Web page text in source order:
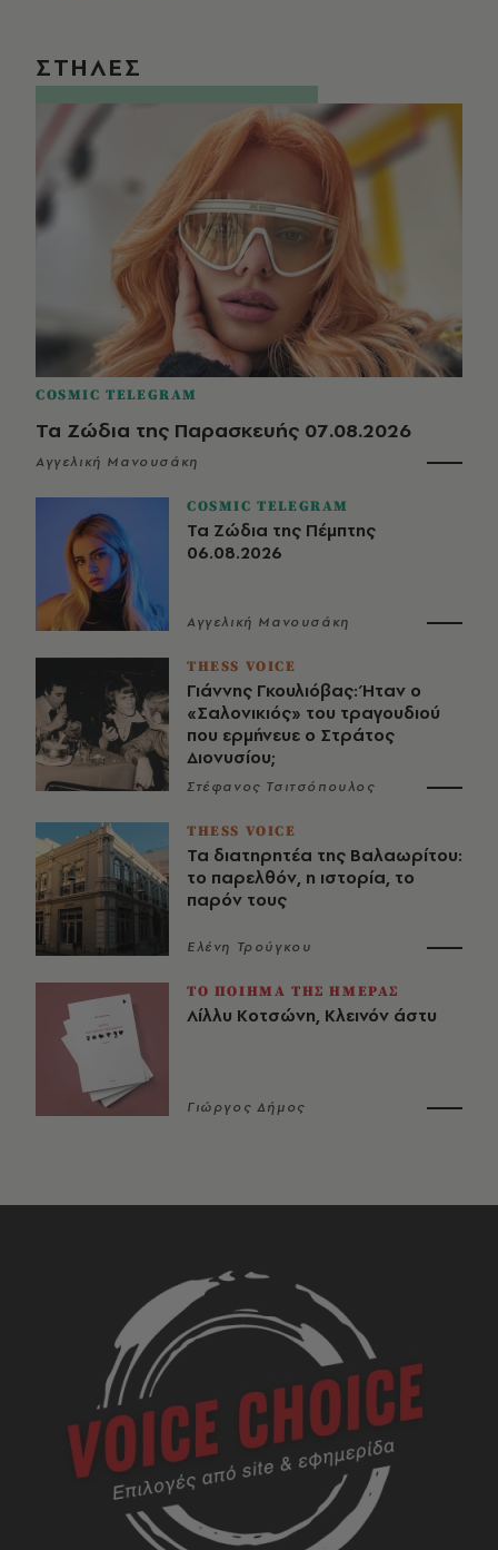
ΣΤΗΛΕΣ
COSMIC TELEGRAM
Τα Ζώδια της Παρασκευής 07.08.2026
Αγγελική Μανουσάκη
COSMIC TELEGRAM
Τα Ζώδια της Πέμπτης
06.08.2026
Αγγελική Μανουσάκη
THESS VOICE
Γιάννης Γκουλιόβας: Ήταν ο
«Σαλονικιός» του τραγουδιού
που ερμήνευε ο Στράτος
Διονυσίου;
Στέφανος Τσιτσόπουλος
THESS VOICE
Τα διατηρητέα της Βαλαωρίτου:
το παρελθόν, η ιστορία, το
παρόν τους
Ελένη Τρούγκου
ΤΟ ΠΟΙΗΜΑ ΤΗΣ ΗΜΕΡΑΣ
Λίλλυ Κοτσώνη, Κλεινόν άστυ
Γιώργος Δήμος